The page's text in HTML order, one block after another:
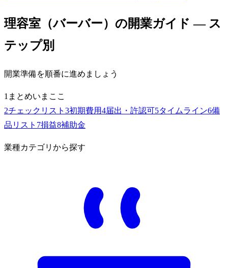
理容室（バーバー） の開業ガイド — ス
テップ別
開業準備を順番に進めましょう
1 まとめいまここ
2チェックリスト 3初期費用4届出・許認可5タイムライン6備
品リスト 7損益8補助金
業種カテゴリから探す